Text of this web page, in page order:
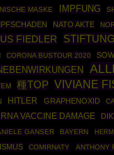
MASKE IMPFUNG
NATO AKTE
FIEDLER
CORONA BUSTOUR 2020
種TOP VIVIANE
HITLER GRAPHENOXID
VACCINE DAMAGE
GANSER BAYERN
COMIRNATY ANTHONY